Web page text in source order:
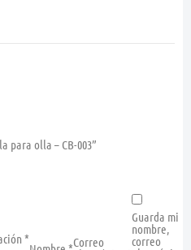
para olla – CB-003”
*
Correo
Guarda mi
nombre,
correo